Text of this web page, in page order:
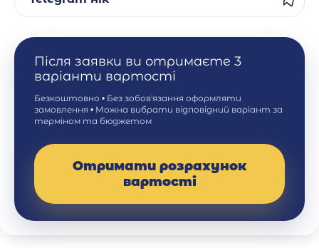
Після заявки ви отримаєте 3
варіанти вартості
Безкоштовно • Без зобов'язання оформляти
замовлення • Можна вибрати відповідний варіант за
терміном та бюджетом
Отримати розрахунок
вартості